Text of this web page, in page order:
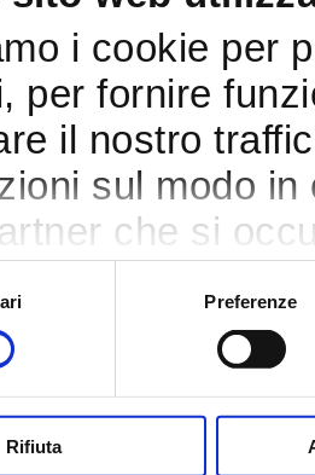
i cookie per
per fornire
il nostro
sul modo
che si
informazioni
dal tuo utilizzo
Preferenze
Rifiuta